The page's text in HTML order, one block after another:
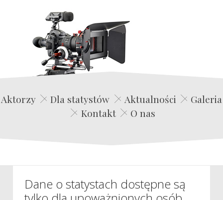
Edwin Film Agencja Aktorska
Aktorzy Dla statystów Aktualności
Galeria
Kontakt
O nas
Dane o statystach dostępne są